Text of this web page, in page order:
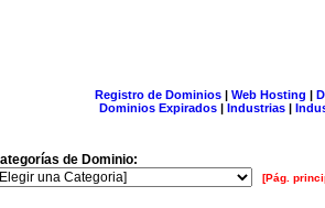
Registro de Dominios| Web Hosting |
Dominios Expirados | Industrias |
de Dominio:
[Pág.